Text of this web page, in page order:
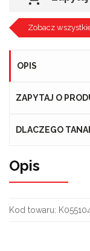
Zobacz
OPIS
ZAPYTAJ O
DLACZEGO
Opis
Kod towaru: